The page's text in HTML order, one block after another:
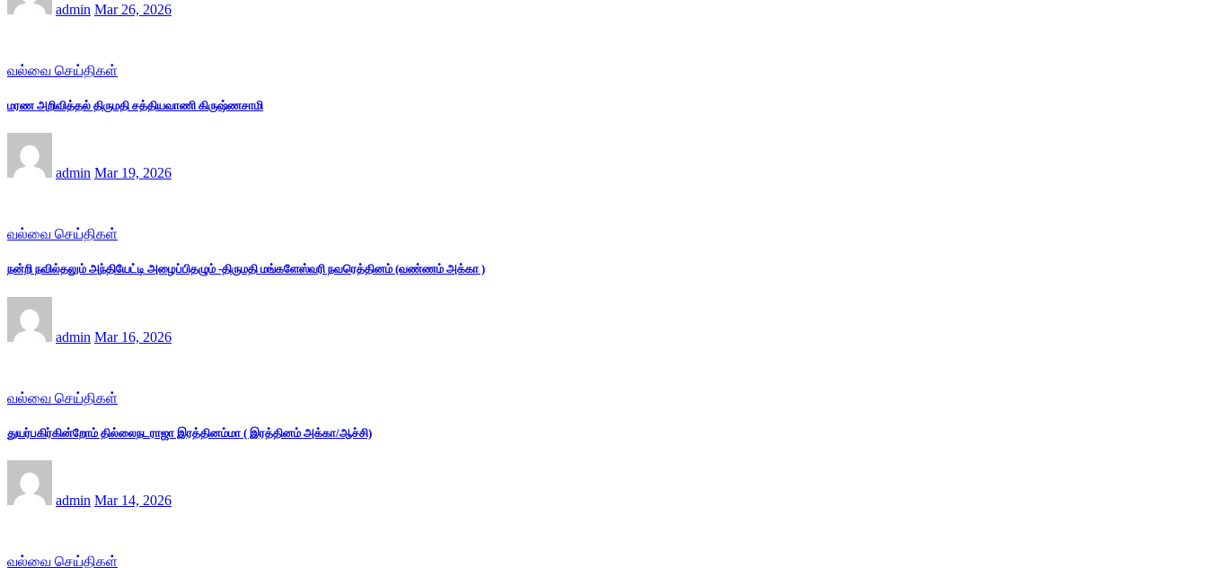
admin Mar 26, 2026
வல்வை செய்திகள்
மரண அறிவித்தல் திருமதி சத்தியவாணி கிருஷ்ணசாமி
admin Mar 19, 2026
வல்வை செய்திகள்
நன்றி நவில்தலும் அந்தியேட்டி அழைப்பிதழும் -திருமதி மங்களேஸ்வரி நவரெத்தினம் (வண்ணம் அக்கா )
admin Mar 16, 2026
வல்வை செய்திகள்
துயர்பகிர்கின்றோம் தில்லைநடராஜா இரத்தினம்மா ( இரத்தினம் அக்கா/ஆச்சி)
admin Mar 14, 2026
வல்வை செய்திகள்